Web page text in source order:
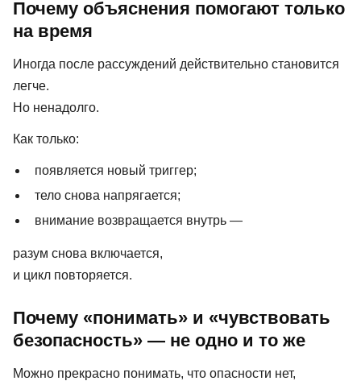
Почему объяснения помогают только
на время
Иногда после рассуждений действительно становится
легче.
Но ненадолго.
Как только:
появляется новый триггер;
тело снова напрягается;
внимание возвращается внутрь —
разум снова включается,
и цикл повторяется.
Почему «понимать» и «чувствовать
безопасность» — не одно и то же
Можно прекрасно понимать, что опасности нет,